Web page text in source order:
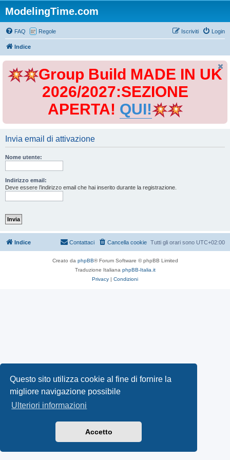
Questo sito utilizza cookie al fine di fornire la
migliore navigazione possibile
Ulteriori informazioni
Accetto
ModelingTime.com
FAQ Regole Login
Iscriviti
Indice
Group Build MADE IN UK
2026/2027:SEZIONE
APERTA! QUI!
Invia email di attivazione
Nome utente:
Indirizzo email:
Deve essere l’indirizzo email che hai inserito durante la registrazione.
Indice Tutti gli orari sono UTC+02:00
Cancella cookie
Contattaci
Creato da phpBB® Forum Software © phpBB Limited
Traduzione Italiana phpBB-Italia.it
Privacy | Condizioni